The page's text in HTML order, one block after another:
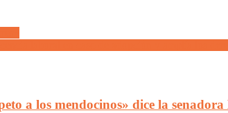
a los mendocinos» dice la